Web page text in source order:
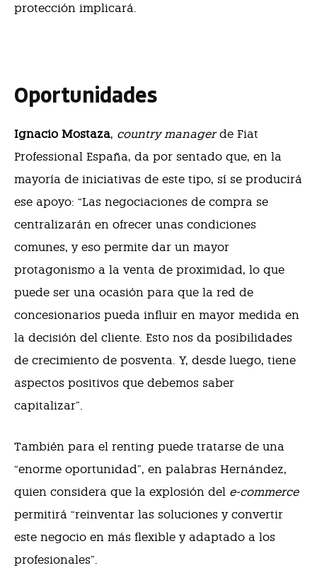
protección implicará.
Oportunidades
Ignacio Mostaza, country managerde Fiat
Professional España, da por sentado que, en la
mayoría de iniciativas de este tipo, sí se producirá
ese apoyo: “Las negociaciones de compra se
centralizarán en ofrecer unas condiciones
comunes, y eso permite dar un mayor
protagonismo a la venta de proximidad, lo que
puede ser una ocasión para que la red de
concesionarios pueda influir en mayor medida en
la decisión del cliente. Esto nos da posibilidades
de crecimiento de posventa. Y, desde luego, tiene
aspectos positivos que debemos saber
capitalizar”.
También para el renting puede tratarse de una
“enorme oportunidad”, en palabras Hernández,
quien considera que la explosión del e-commerce
permitirá “reinventar las soluciones y convertir
este negocio en más flexible y adaptado a los
profesionales”.